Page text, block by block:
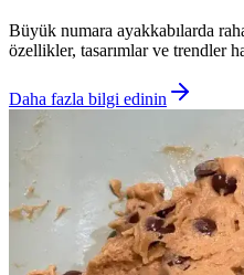
Büyük numara ayakkabılarda
özellikler, tasarımlar ve trendler
Daha fazla bilgi edinin